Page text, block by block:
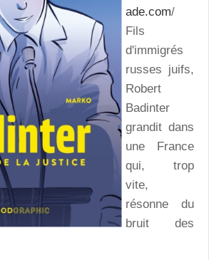
ade.com/
Fils
d'immigrés
russes juifs,
Robert
Badinter
grandit dans
une France
qui, trop
vite,
résonne du
bruit des